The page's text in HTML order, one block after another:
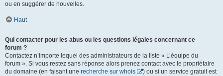
ou en suggérer de nouvelles.
Haut
Qui contacter pour les abus ou les questions légales concernant ce
forum ?
Contactez n’importe lequel des administrateurs de la liste « L’équipe du
forum ». Si vous restez sans réponse alors prenez contact avec le propriétaire
du domaine (en faisant une recherche sur whois
) ou si un service gratuit est